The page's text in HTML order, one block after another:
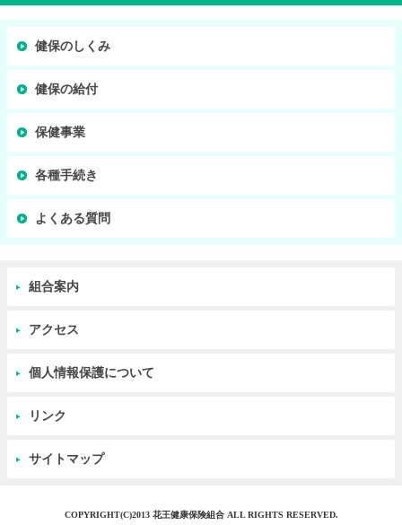
健保のしくみ
健保の給付
保健事業
各種手続き
よくある質問
組合案内
アクセス
個人情報保護について
リンク
サイトマップ
COPYRIGHT(C)2013 花王健康保険組合 ALL RIGHTS RESERVED.